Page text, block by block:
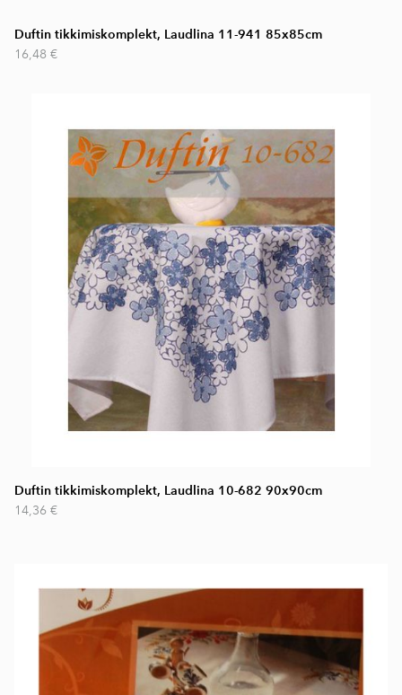
Duftin tikkimiskomplekt, Laudlina 11-941 85x85cm
16,48 €
Duftin tikkimiskomplekt, Laudlina 10-682 90x90cm
14,36 €